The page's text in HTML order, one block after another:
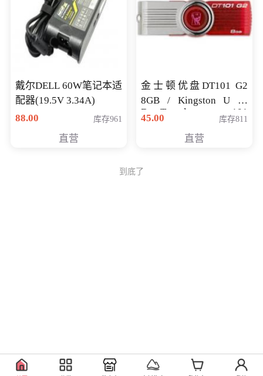
戴尔DELL 60W笔记本适
配器(19.5V 3.34A)
88.00
库存961
直营
金士顿优盘DT101 G2
8GB / Kingston U 盘
DataTraveler 101
Generati
45.00 库存811
直营
到底了